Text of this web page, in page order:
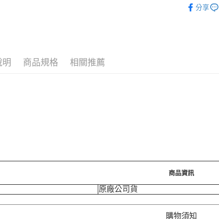
運送方式
分享
明 商品規格 相關推薦
商品資訊
原廠公司貨
購物須知